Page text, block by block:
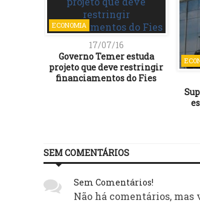
ECONOMIA
17/07/16
Governo Temer estuda
projeto que deve restringir
financiamentos do Fies
SEM COMENTÁRIOS
Sem Comentários!
Não há comentários, mas